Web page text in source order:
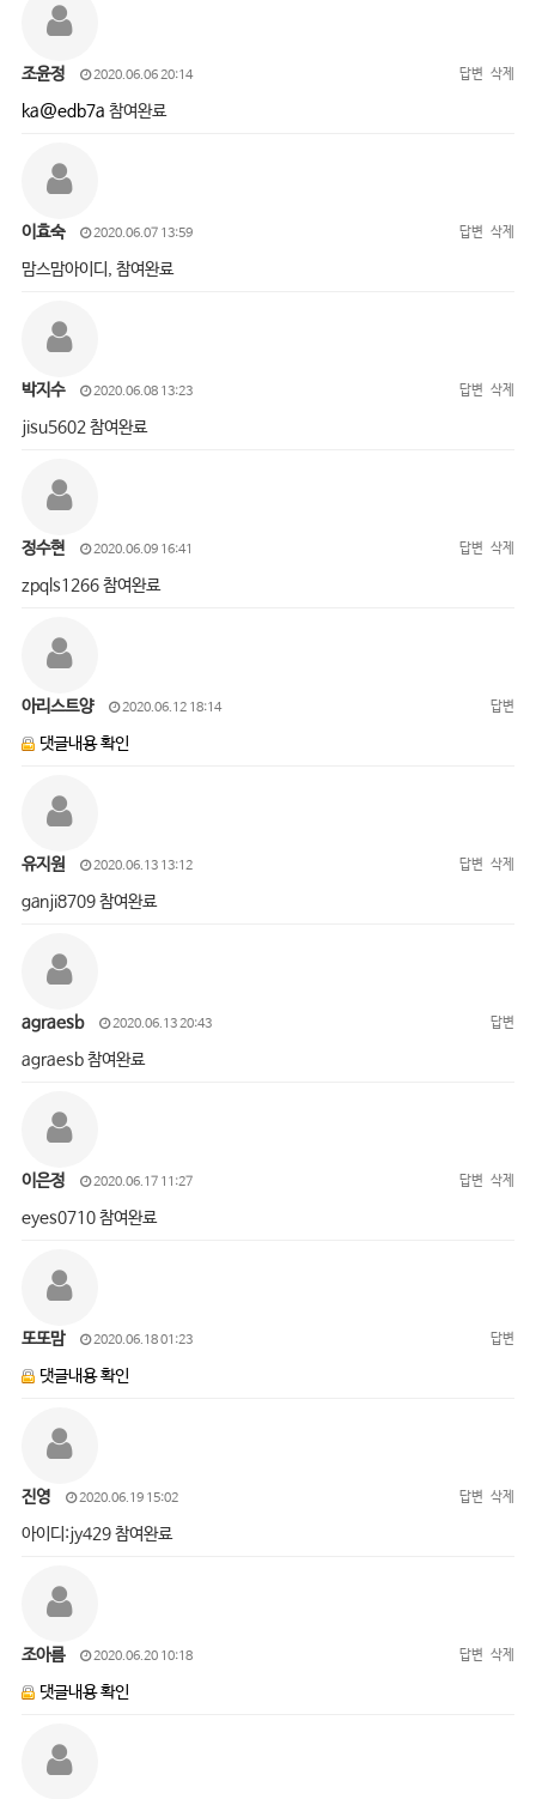
조윤정 2020.06.06 20:14 답변 삭제
ka@edb7a 참여완료
이효숙 2020.06.07 13:59 답변 삭제
맘스맘아이디, 참여완료
박지수 2020.06.08 13:23 답변 삭제
jisu5602 참여완료
정수현 2020.06.09 16:41 답변 삭제
zpqls1266 참여완료
아리스트양 2020.06.12 18:14 답변
댓글내용 확인
유지원 2020.06.13 13:12 답변 삭제
ganji8709 참여완료
agraesb 2020.06.13 20:43 답변
agraesb 참여완료
이은정 2020.06.17 11:27 답변 삭제
eyes0710 참여완료
또또맘 2020.06.18 01:23 답변
댓글내용 확인
진영 2020.06.19 15:02 답변 삭제
아이디:jy429 참여완료
조아름 2020.06.20 10:18 답변 삭제
댓글내용 확인